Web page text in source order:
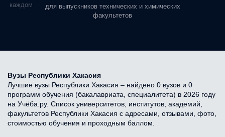
в каждом
для выпускников технических и химических
факультетов
Вузы Республики Хакасия
Лучшие вузы Республики Хакасия – найдено 0 вузов и 0
программ обучения (бакалавриата, специалитета) в 2026 году
на Учёба.ру. Список университетов, институтов, академий,
факультетов Республики Хакасия с адресами, отзывами, фото,
стоимостью обучения и проходным баллом.